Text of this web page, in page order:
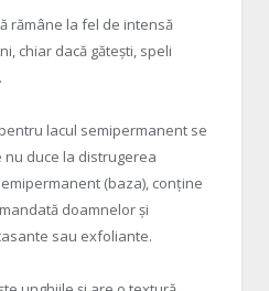
rămâne la fel de intensă
chiar dacă gătești, speli
lacul semipermanent se
duce la distrugerea
(baza), conține
doamnelor și
sau exfoliante.